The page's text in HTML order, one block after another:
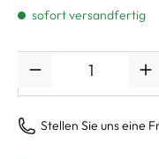
sofort versandfertig
Stellen Sie uns eine